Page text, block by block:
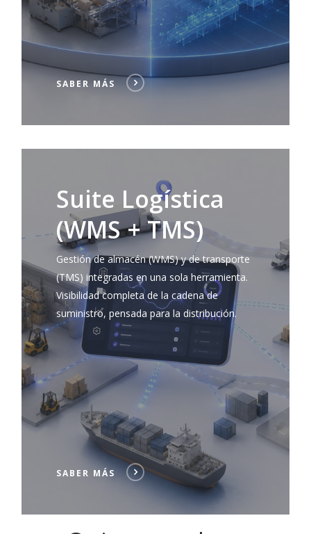
SABER MÁS
Suite Logística
(WMS + TMS)
Gestión de almacén (WMS) y de transporte
(TMS) integradas en una sola herramienta.
Visibilidad completa de la cadena de
suministro, pensada para la distribución.
SABER MÁS